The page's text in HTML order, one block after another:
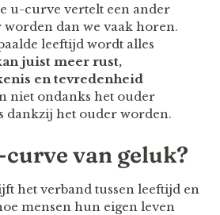
u-curve vertelt een ander
dan we vaak horen.
leeftijd wordt alles
juist meer rust,
en tevredenheid
niet ondanks het ouder
dankzij het ouder worden.
curve van geluk?
het verband tussen leeftijd en
mensen hun eigen leven